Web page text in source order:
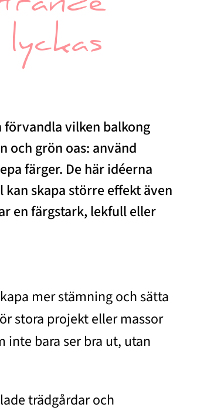
vilken balkong
och grön oas: använd
färger. De här idéerna
skapa större effekt även
en färgstark, lekfull eller
mer stämning och sätta
stora projekt eller massor
inte bara ser bra ut, utan
trädgårdar och